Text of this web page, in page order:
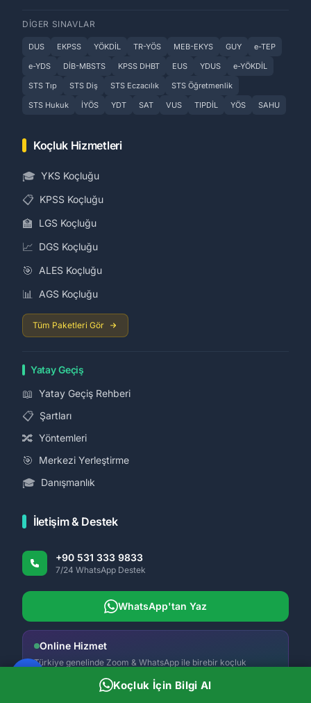
DIGER SINAVLAR
DUS EKPSS YÖKDİL TR-YÖS MEB-EKYS GUY
e-TEP
e-YDS
DİB-MBSTS KPSS DHBT EUS YDUS
e-YÖKDİL
STS Tıp
STS Diş STS Eczacılık
STS Öğretmenlik
STS Hukuk
İYÖS YDT SAT VUS TIPDİL YÖS SAHU
Koçluk Hizmetleri
🎓 YKS Koçluğu
📋 KPSS Koçluğu
🏫 LGS Koçluğu
📈 DGS Koçluğu
🎯 ALES Koçluğu
📊 AGS Koçluğu
Tüm Paketleri Gör
Yatay Geçiş
📖 Yatay Geçiş Rehberi
📋 Şartları
🔀 Yöntemleri
🎯 Merkezi Yerleştirme
🎓 Danışmanlık
İletişim & Destek
+90 531 333 9833
7/24 WhatsApp Destek
WhatsApp'tan Yaz
Online Hizmet
Türkiye genelinde Zoom & WhatsApp ile birebir koçluk
Koçluk İçin Bilgi Al